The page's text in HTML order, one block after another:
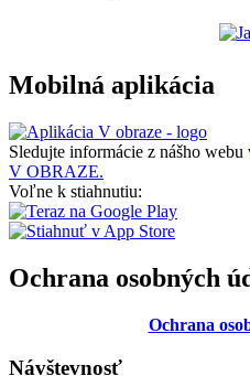
Mobilná aplikácia
Sledujte informácie z nášho webu
V OBRAZE.
Voľne k stiahnutiu:
Ochrana osobných
Ochrana
Návštevnosť